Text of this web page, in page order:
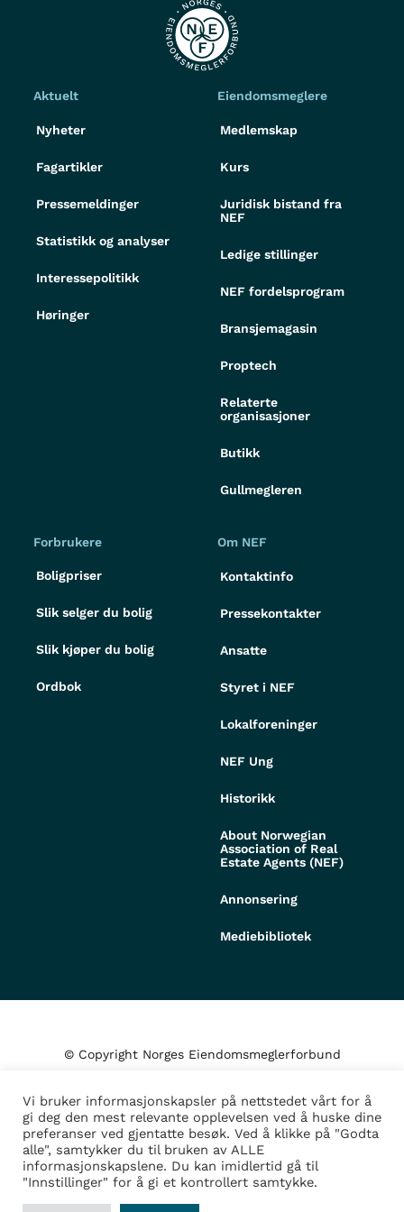
Aktuelt
Nyheter
Fagartikler
Pressemeldinger
Statistikk og analyser
Interessepolitikk
Høringer
Eiendomsmeglere
Medlemskap
Kurs
Juridisk bistand fra
NEF
Ledige stillinger
NEF fordelsprogram
Bransjemagasin
Proptech
Relaterte
organisasjoner
Butikk
Gullmegleren
Forbrukere
Boligpriser
Slik selger du bolig
Slik kjøper du bolig
Ordbok
Om NEF
Kontaktinfo
Pressekontakter
Ansatte
Styret i NEF
Lokalforeninger
NEF Ung
Historikk
About Norwegian
Association of Real
Estate Agents (NEF)
Annonsering
Mediebibliotek
© Copyright Norges Eiendomsmeglerforbund
Personvern og cookies
Administrer samtykke
Design/Utvikling avFortress
Vi bruker informasjonskapsler på nettstedet vårt for å
gi deg den mest relevante opplevelsen ved å huske dine
preferanser ved gjentatte besøk. Ved å klikke på "Godta
alle", samtykker du til bruken av ALLE
informasjonskapslene. Du kan imidlertid gå til
"Innstillinger" for å gi et kontrollert samtykke.